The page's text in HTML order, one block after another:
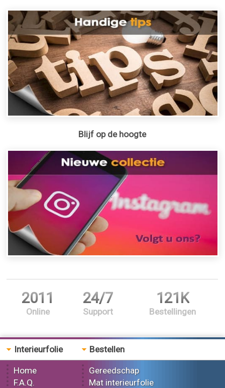
Blijf op de hoogte
2011
Online
24/7
Support
121K
Bestellingen
Interieurfolie
Home
F.A.Q.
Bestellen
Gereedschap
Mat interieurfolie